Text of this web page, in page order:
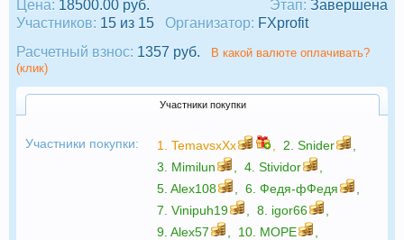
Этап: Завершена
Цена: 18500.00 руб.
Участников: 15 из 15 Организатор: FXprofit
Расчетный взнос: 1357 руб.
В какой валюте оплачивать?
(клик)
Участники покупки
Участники покупки: 1. TemavsxXx 2. Snider
3. Mimilun 4. Stividor
5. Alex108 6. Федя-фФедя
7. Vinipuh19 8. igor66
9. Alex57 10. МОРЕ